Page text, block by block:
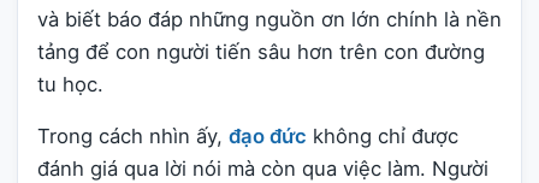
và biết báo đáp những nguồn ơn lớn chính là nền
tảng để con người tiến sâu hơn trên con đường
tu học.
Trong cách nhìn ấy, đạo đức không chỉ được
đánh giá qua lời nói mà còn qua việc làm. Người